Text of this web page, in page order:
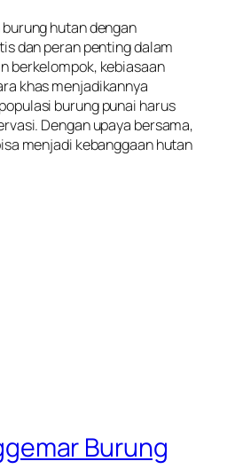
hutan dengan
dan peran penting dalam
berkelompok, kebiasaan
khas menjadikannya
burung punai harus
Dengan upaya bersama,
menjadi kebanggaan hutan
Burung